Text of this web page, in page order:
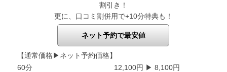
割引き！
更に、口コミ割併用で+10分特典も！
ネット予約で最安値
【通常価格▶ネット予約価格】
60分
12,100円 ▶ 8,100円